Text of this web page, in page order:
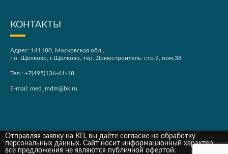
КОНТАКТЫ
Адрес: 141180, Московская обл.,
г.о. Щёлково, г.Щёлково, тер. Домостроитель, стр.9, пом.38
Тел.: +7(495)136-61-18
E-mail: med_mdm@bk.ru
Отправляя заявку на КП, вы даёте согласие на обработку
персональных данных. Сайт носит информационный характер,
все предложения не являются публичной офертой.